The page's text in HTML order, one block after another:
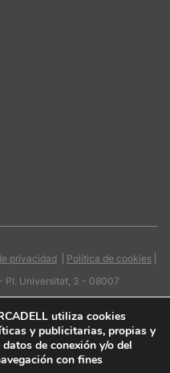
privacidad
Política de cookies
Pl. Universitat, 3 - 08007
utiliza cookies
y publicitarias, propias y
de conexión y/o del
con fines